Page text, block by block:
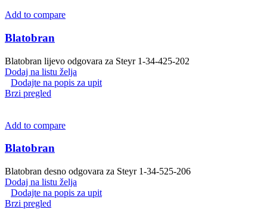
Add to compare
Blatobran
Blatobran lijevo odgovara za Steyr 1-34-425-202
Dodaj na listu želja
Dodajte na popis za upit
Brzi pregled
Add to compare
Blatobran
Blatobran desno odgovara za Steyr 1-34-525-206
Dodaj na listu želja
Dodajte na popis za upit
Brzi pregled